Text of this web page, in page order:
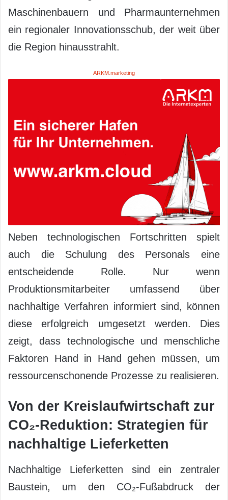
Maschinenbauern und Pharmaunternehmen
ein regionaler Innovationsschub, der weit über
die Region hinausstrahlt.
ARKM.marketing
Neben technologischen Fortschritten spielt
auch die Schulung des Personals eine
entscheidende Rolle. Nur wenn
Produktionsmitarbeiter umfassend über
nachhaltige Verfahren informiert sind, können
diese erfolgreich umgesetzt werden. Dies
zeigt, dass technologische und menschliche
Faktoren Hand in Hand gehen müssen, um
ressourcenschonende Prozesse zu realisieren.
Von der Kreislaufwirtschaft zur
CO₂-Reduktion: Strategien für
nachhaltige Lieferketten
Nachhaltige Lieferketten sind ein zentraler
Baustein, um den CO₂-Fußabdruck der